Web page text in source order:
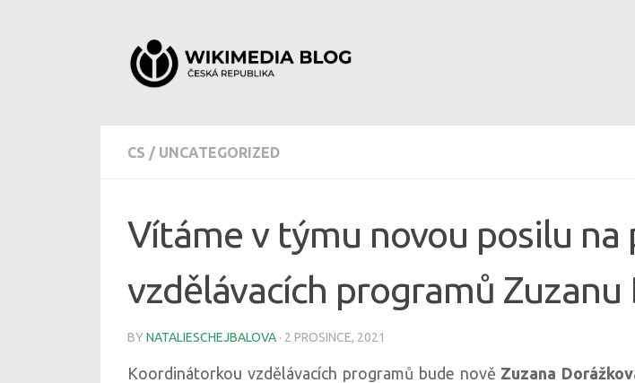
CS / UNCATEGORIZED
Vítáme v týmu novou posilu
vzdělávacích programů Zuzanu
BY NATALIESCHEJBALOVA · 2 PROSINCE, 2021
Koordinátorkou vzdělávacích programů bude nově Zuzana